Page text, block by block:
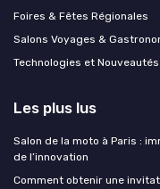
Foires & Fêtes Régionales
Salons Voyages &
Technologies et Nouveautés
Les plus lus
Salon de la moto à Paris :
de l’innovation
Comment obtenir une